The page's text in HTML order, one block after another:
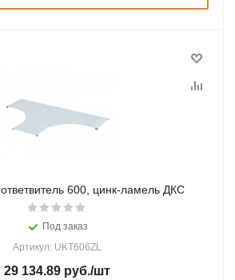
600, цинк-ламель ДКС
Под заказ
Артикул: UKT606ZL
29 134.89руб./шт